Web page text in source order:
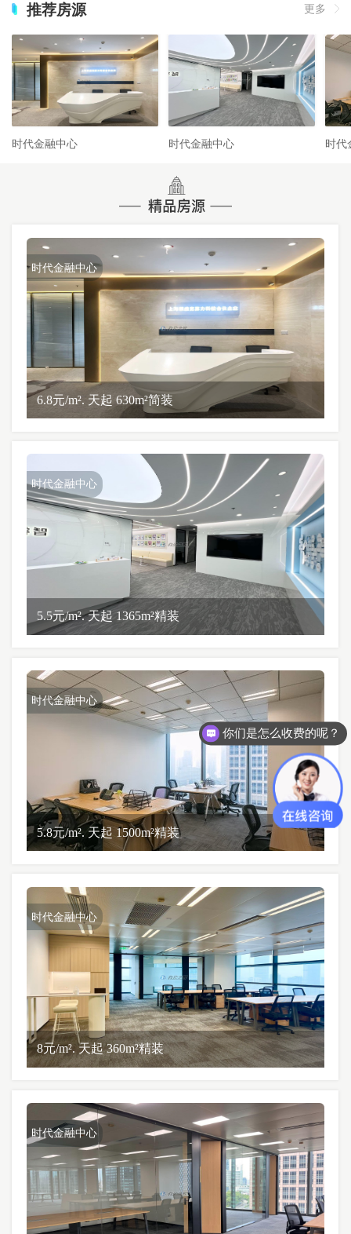
推荐房源 更多
时代金融中心 时代金融中心 时代
时代金融中心
6.8元/m². 天起 630m²简装
时代金融中心
5.5元/m². 天起 1365m²精装
时代金融中心
5.8元/m². 天起 1500m²精装
时代金融中心
8元/m². 天起 360m²精装
时代金融中心
你们是怎么收费的呢？
现在有优惠活动么？